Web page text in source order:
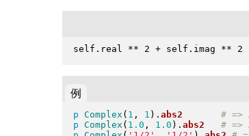
例
p Complex ( 1 , 1 ) . abs2
p Complex ( 1.0 , 1.0 ) . abs2